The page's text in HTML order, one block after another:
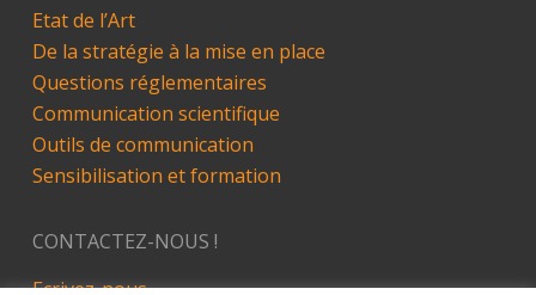
Etat de l’Art
De la stratégie à la mise en place
Questions réglementaires
Communication scientifique
Outils de communication
Sensibilisation et formation
CONTACTEZ-NOUS !
Ecrivez-nous